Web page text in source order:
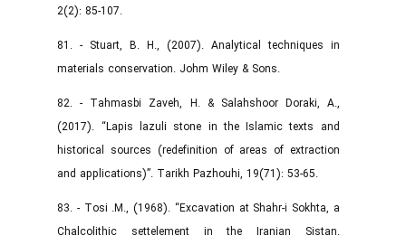
2(2): 85-107.
81. - Stuart, B. H., (2007). Analytical techniques in
materials conservation. Johm Wiley & Sons.
82. - Tahmasbi Zaveh, H. & Salahshoor Doraki, A.,
(2017). “Lapis lazuli stone in the Islamic texts and
historical sources (redefinition of areas of extraction
and applications)”. Tarikh Pazhouhi, 19(71): 53-65.
83. - Tosi .M., (1968). “Excavation at Shahr-i Sokhta, a
Chalcolithic settelement in the Iranian Sistan.